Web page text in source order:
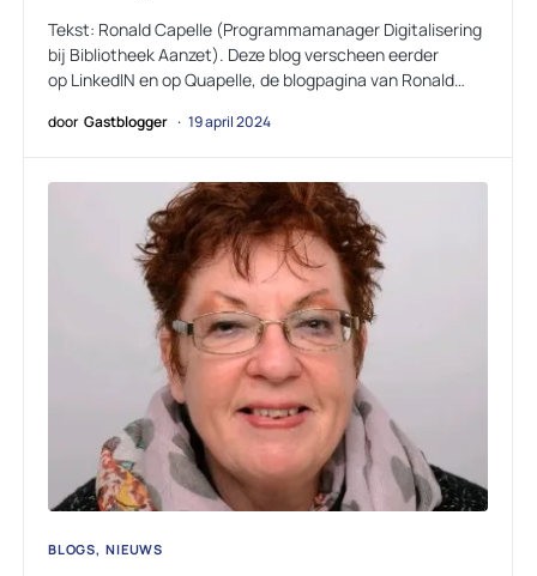
Tekst: Ronald Capelle (Programmamanager Digitalisering
bij Bibliotheek Aanzet). Deze blog verscheen eerder
op LinkedIN en op Quapelle, de blogpagina van Ronald…
door Gastblogger 19 april 2024
BLOGS NIEUWS